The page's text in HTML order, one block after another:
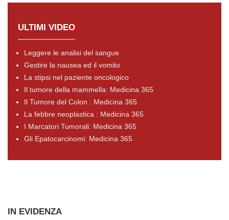
ULTIMI VIDEO
Leggere le analisi del sangue
Gestire la nausea ed il vomito
La stipsi nel paziente oncologico
Il tumore della mammella: Medicina 365
Il Tumore del Colon : Medicina 365
La febbre neoplastica : Medicina 365
I Marcatori Tumorali: Medicina 365
Gli Epatocarcinomi: Medicina 365
IN EVIDENZA